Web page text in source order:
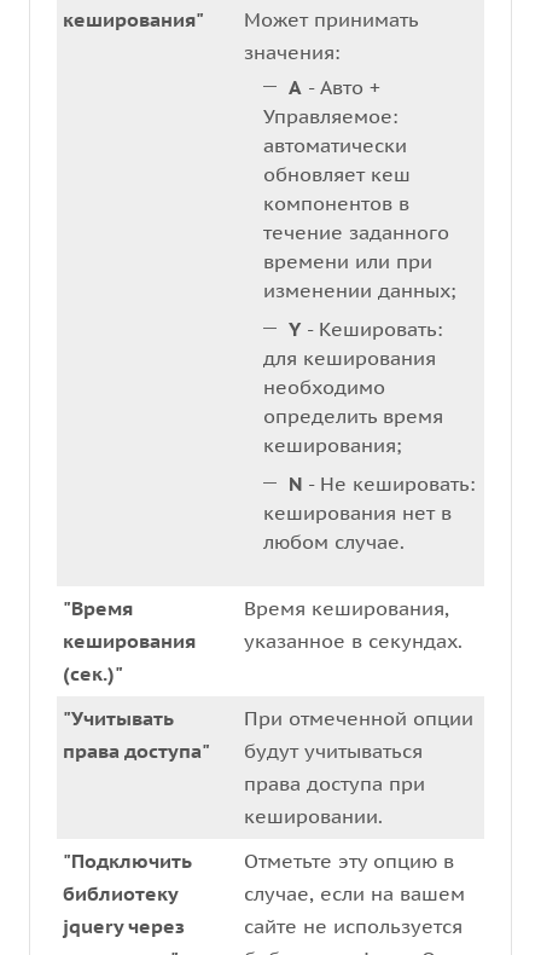
кеширования"
Может принимать
значения:
A - Авто +
Управляемое:
автоматически
обновляет кеш
компонентов в
течение заданного
времени или при
изменении данных;
Y - Кешировать:
для кеширования
необходимо
определить время
кеширования;
N - Не кешировать:
кеширования нет в
любом случае.
"Время
кеширования
(сек.)"
Время кеширования,
указанное в секундах.
"Учитывать
права доступа"
При отмеченной опции
будут учитываться
права доступа при
кешировании.
"Подключить
библиотеку
jquery через
Отметьте эту опцию в
случае, если на вашем
сайте не используется